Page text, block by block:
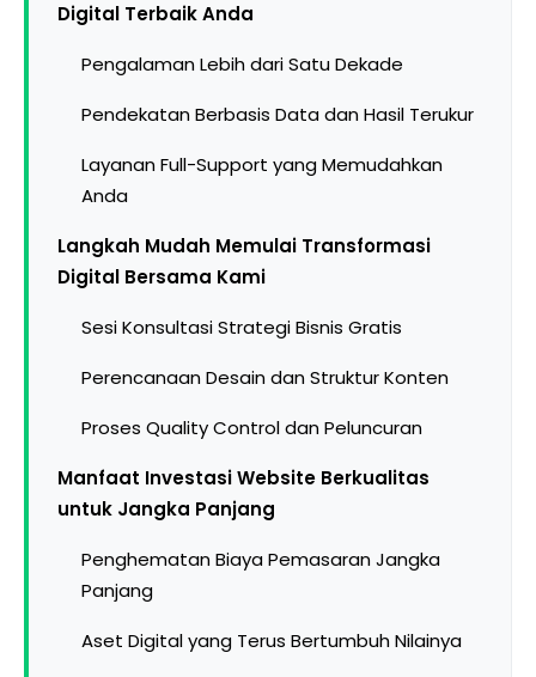
Digital Terbaik Anda
Pengalaman Lebih dari Satu Dekade
Pendekatan Berbasis Data dan Hasil Terukur
Layanan Full-Support yang Memudahkan
Anda
Langkah Mudah Memulai Transformasi
Digital Bersama Kami
Sesi Konsultasi Strategi Bisnis Gratis
Perencanaan Desain dan Struktur Konten
Proses Quality Control dan Peluncuran
Manfaat Investasi Website Berkualitas
untuk Jangka Panjang
Penghematan Biaya Pemasaran Jangka
Panjang
Aset Digital yang Terus Bertumbuh Nilainya